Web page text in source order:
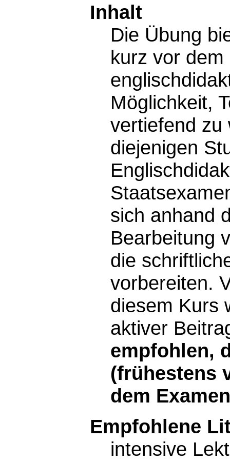
Inhalt
Die Übung
kurz vor
Möglichkeit,
vertiefend zu
diejenigen
sich anhand
Bearbeitung
die
vorbereiten.
diesem Kurs
aktiver
empfohlen,
(frühestens
dem
Empfohlene
intensive